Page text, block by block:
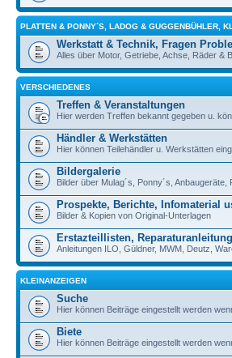
PLATTEN & PONNY´S, LADOG & GUGGENBÜHLER,
Werkstatt & Technik, Fragen
Alles über Motor, Getriebe, Achse, Räder &
VERSCHIEDENES
Treffen & Veranstaltungen
Hier werden Treffen bekannt gegeben u.
Händler & Werkstätten
Hier können Teilehändler u. Werkstätten
Bildergalerie
Bilder über Mulag´s, Ponny´s,
Prospekte, Berichte, Infomaterial
Bilder & Kopien von Original-Unterlagen
Erstazteillisten,
Anleitungen ILO, Güldner, MWM, Deutz,
KLEINANZEIGEN
Suche
Hier können Beiträge eingestellt werden
Biete
Hier können Beiträge eingestellt werden